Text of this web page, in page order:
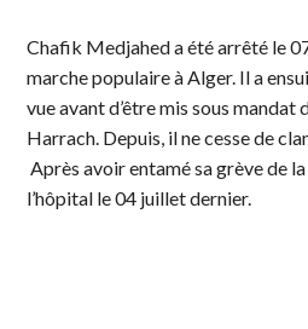
Chafik Medjahed a été arrêté le
marche populaire à Alger. Il a
vue avant d’être mis sous mandat
Harrach. Depuis, il ne cesse de
Après avoir entamé sa grève de
l’hôpital le 04 juillet dernier.